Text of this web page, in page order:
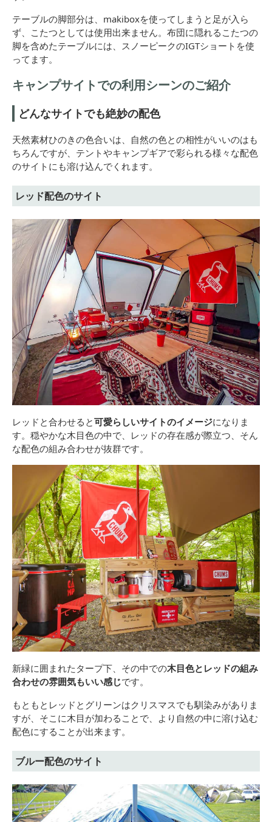
テーブルの脚部分は、makiboxを使ってしまうと足が入ら
ず、こたつとしては使用出来ません。布団に隠れるこたつの
脚を含めたテーブルには、スノーピークのIGTショートを使
ってます。
キャンプサイトでの利用シーンのご紹介
どんなサイトでも絶妙の配色
天然素材ひのきの色合いは、自然の色との相性がいいのはも
ちろんですが、テントやキャンプギアで彩られる様々な配色
のサイトにも溶け込んでくれます。
レッド配色のサイト
レッドと合わせると可愛らしいサイトのイメージになりま
す。穏やかな木目色の中で、レッドの存在感が際立つ、そん
な配色の組み合わせが抜群です。
新緑に囲まれたタープ下、その中での木目色とレッドの組み
合わせの雰囲気もいい感じです。
もともとレッドとグリーンはクリスマスでも馴染みがありま
すが、そこに木目が加わることで、より自然の中に溶け込む
配色にすることが出来ます。
ブルー配色のサイト